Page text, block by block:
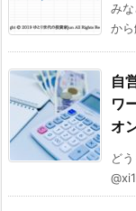
み
か
自
ワ
オ
ど